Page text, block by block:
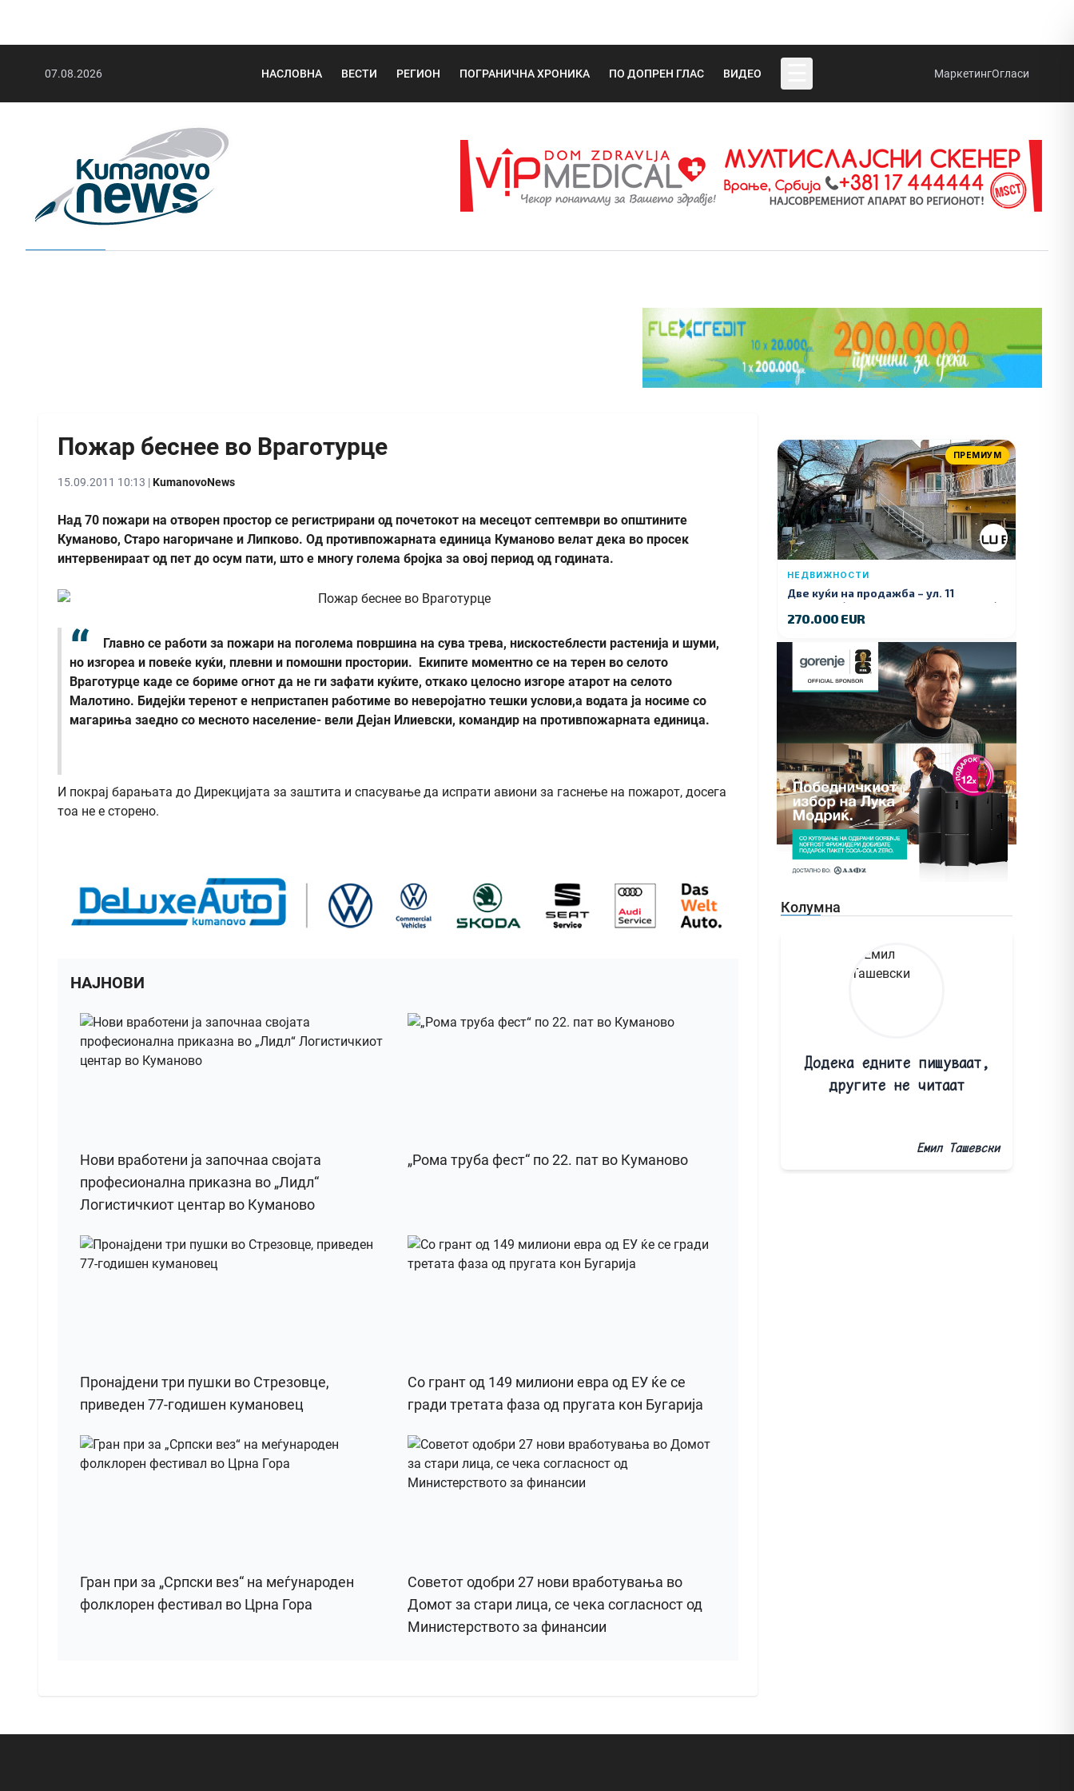
07.08.2026 НАСЛОВНА ВЕСТИ РЕГИОН ПОГРАНИЧНА ХРОНИКА ПО ДОПРЕН ГЛАС ВИДЕО МаркетингОгласи
Пожар беснее во Враготурце
15.09.2011 10:13 |KumanovoNews
Над 70 пожари на отворен простор се регистрирани од почетокот на месецот септември во општините
Куманово, Старо нагоричане и Липково. Од противпожарната единица Куманово велат дека во просек
интервенираат од пет до осум пати, што е многу голема бројка за овој период од годината.
Главно се работи за пожари на поголема површина на сува трева, нискостеблести растенија и шуми,
но изгореа и повеќе куќи, плевни и помошни простории. Екипите моментно се на терен во селото
Враготурце каде се бориме огнот да не ги зафати куќите, откако целосно изгоре атарот на селото
Малотино. Бидејќи теренот е непристапен работиме во неверојатно тешки услови,а водата ја носиме со
магариња заедно со месното население- вели Дејан Илиевски, командир на противпожарната единица.
И покрај барањата до Дирекцијата за заштита и спасување да испрати авиони за гаснење на пожарот, досега
тоа не е сторено.
НАЈНОВИ
Нови вработени ја започнаа својата
професионална приказна во „Лидл“
Логистичкиот центар во Куманово
„Рома труба фест“ по 22. пат во Куманово
Пронајдени три пушки во Стрезовце,
приведен 77-годишен кумановец
Со грант од 149 милиони евра од ЕУ ќе се
гради третата фаза од пругата кон Бугарија
Гран при за „Српски вез“ на меѓународен
фолклорен фестивал во Црна Гора
Советот одобри 27 нови вработувања во
Домот за стари лица, се чека согласност од
Министерството за финансии
ПРЕМИУМ
НЕДВИЖНОСТИ
Две куќи на продажба – ул. 11
Ноември (Наспроти Селман Туризам)
270.000 EUR
Колумна
Додека едните пишуваат,
другите не читаат
Емил Ташевски